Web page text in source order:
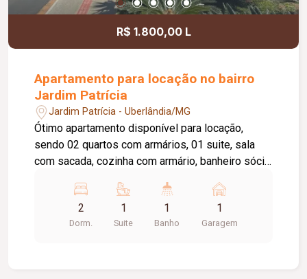
R$ 1.800,00 L
Apartamento para locação no bairro
Jardim Patrícia
Jardim Patrícia - Uberlândia/MG
Ótimo apartamento disponível para locação,
sendo 02 quartos com armários, 01 suite, sala
com sacada, cozinha com armário, banheiro sócia
elevador privativo, 01 vaga de estacionamento,
portaria 24 horas, piscina, academia, quiosque
com churrasqueira, salão de festas, playground,
2
Dorm.
1
Suite
1
Banho
1
Garagem